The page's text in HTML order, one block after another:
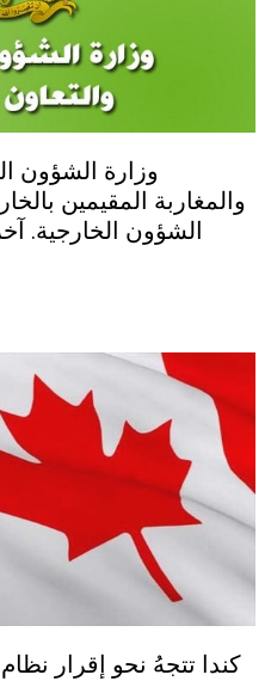
وزارة الشؤون
كندا تتجهُ نحو إقرار